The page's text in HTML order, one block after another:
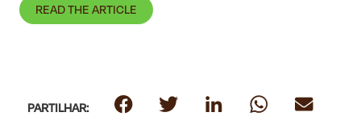
READ THE ARTICLE
PARTILHAR: